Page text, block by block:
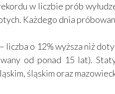
w liczbie prób
Każdego dnia
o 12% wyższa niż
od ponad 15 lat).
śląskim oraz